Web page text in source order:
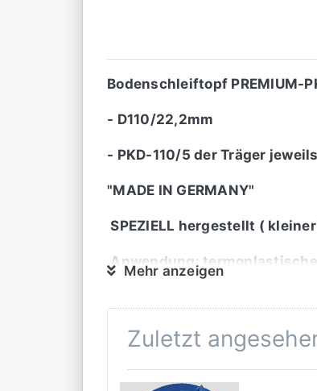
Bodenschleiftopf PREMIUM-
- D110/22,2mm
- PKD-110/5 der Träger
"MADE IN GERMANY"
SPEZIELL hergestellt (
Anwendung:
Mehr anzeigen
Zuletzt